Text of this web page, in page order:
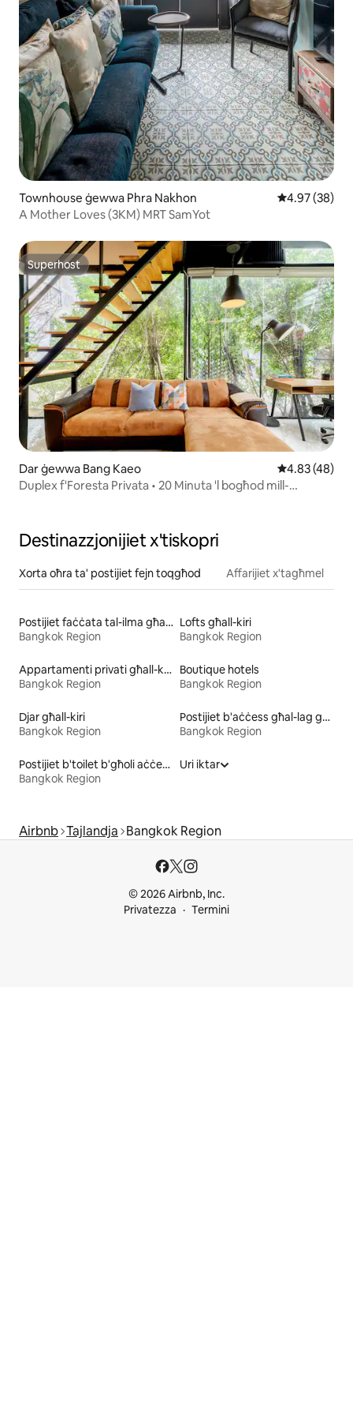
Townhouse ġewwa Phra Nakhon Rating medju
4.97 (38)
A Mother Loves (3KM) MRT SamYot
Superhost
Superhost
Dar ġewwa Bang Kaeo Rating
4.83 (48)
Duplex f'Foresta Privata • 20 Minuta 'l bogħod mill-
Destinazzjonijiet x'tiskopri
Xorta oħra ta' postijiet fejn toqgħod Affarijiet x'tagħmel
Postijiet faċċata tal-ilma għall-kiri
Bangkok Region
Lofts għall-kiri
Bangkok Region
Appartamenti privati għall-kiri
Bangkok Region
Boutique hotels
Bangkok Region
Djar għall-kiri
Bangkok Region
Postijiet b'aċċess għal-lag għall-kiri
Bangkok Region
Postijiet b'toilet b'għoli aċċessibbli għall-kiri
Bangkok Region
Uri iktar
Airbnb Tajlandja Bangkok Region
© 2026 Airbnb, Inc.
Privatezza
Termini